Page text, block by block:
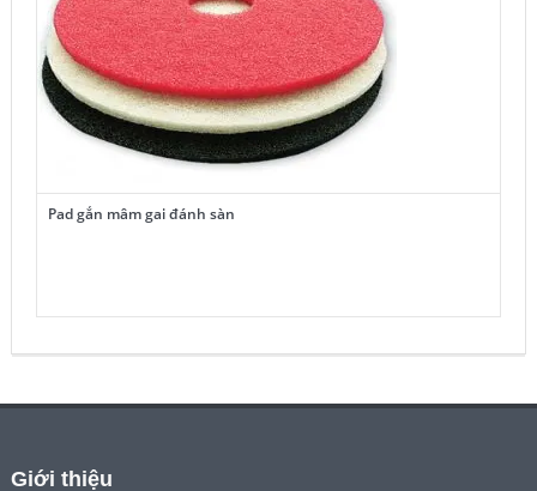
Pad gắn mâm gai đánh sàn
Giới thiệu